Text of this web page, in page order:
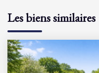
Les biens similaires